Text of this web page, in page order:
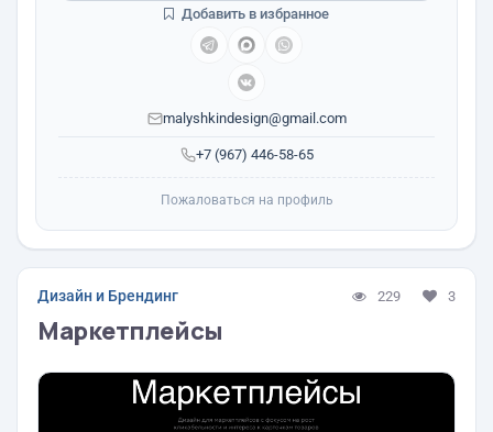
+7 (967) 446-58-65
malyshkindesign@gmail.com
Добавить в избранное
Пожаловаться на профиль
Дизайн и Брендинг 229 3
Маркетплейсы